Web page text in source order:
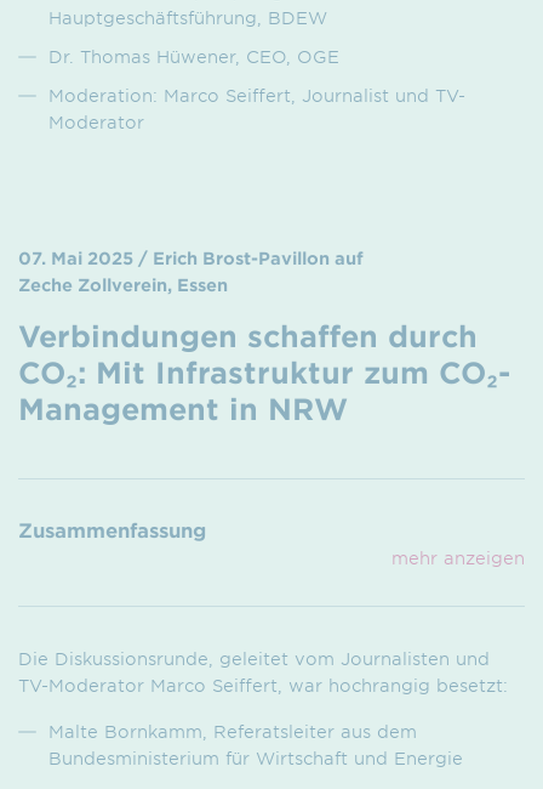
Hauptgeschäftsführung, BDEW
Dr. Thomas Hüwener, CEO, OGE
Moderation: Marco Seiffert, Journalist und TV-
Moderator
07. Mai 2025 / Erich Brost-Pavillon auf
Zeche Zollverein, Essen
Verbindungen schaffen durch
CO₂: Mit Infrastruktur zum CO₂-
Management in NRW
Zusammenfassung
mehr anzeigen
Die Diskussionsrunde, geleitet vom Journalisten und
TV-Moderator Marco Seiffert, war hochrangig besetzt:
Malte Bornkamm, Referatsleiter aus dem
Bundesministerium für Wirtschaft und Energie